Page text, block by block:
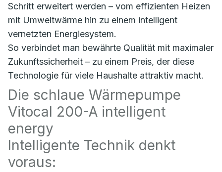
Schritt erweitert werden – vom effizienten Heizen
mit Umweltwärme hin zu einem intelligent
vernetzten Energiesystem.
So verbindet man bewährte Qualität mit maximaler
Zukunftssicherheit – zu einem Preis, der diese
Technologie für viele Haushalte attraktiv macht.
Die schlaue Wärmepumpe
Vitocal 200-A intelligent
energy
Intelligente Technik denkt
voraus: